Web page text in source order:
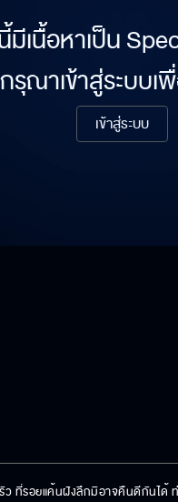
มีเนื้อหาเป็น
กรุณาเข้าสู่ระบบเ
เข้าสู่ระบบ
ว ที่รอยแค้นฝังลึกมิอาจคืนดีกันได้